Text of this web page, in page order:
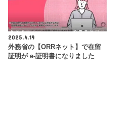
2025.4.19
外務省の【ORRネット】で在留
証明が e-証明書になりました